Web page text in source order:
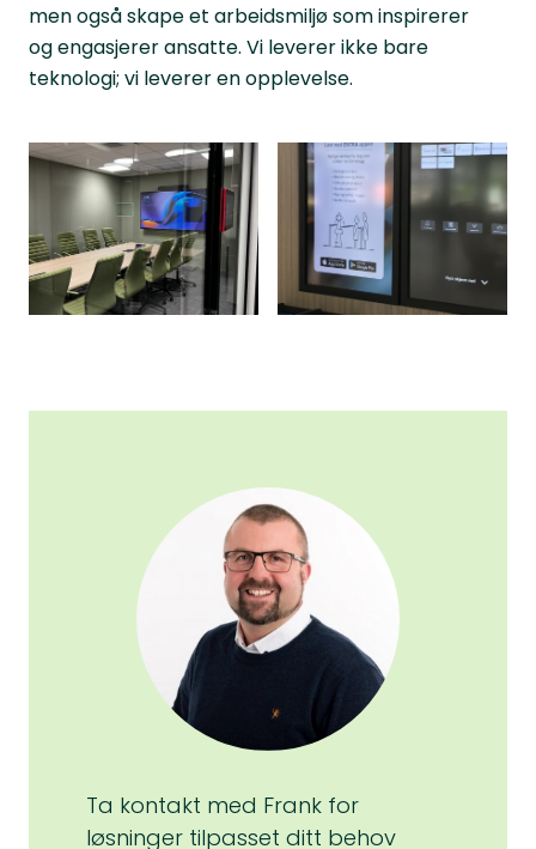
men også skape et arbeidsmiljø som inspirerer
og engasjerer ansatte. Vi leverer ikke bare
teknologi; vi leverer en opplevelse.
Ta kontakt med Frank for
løsninger tilpasset ditt behov